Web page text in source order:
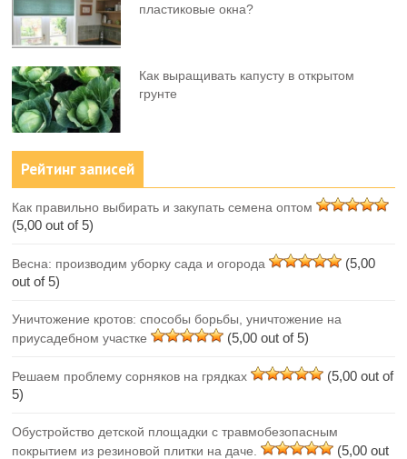
пластиковые окна?
Как выращивать капусту в открытом
грунте
Рейтинг записей
Как правильно выбирать и закупать семена оптом
(5,00 out of 5)
Весна: производим уборку сада и огорода
(5,00
out of 5)
Уничтожение кротов: способы борьбы, уничтожение на
приусадебном участке
(5,00 out of 5)
Решаем проблему сорняков на грядках
(5,00 out of
5)
Обустройство детской площадки с травмобезопасным
покрытием из резиновой плитки на даче.
(5,00 out